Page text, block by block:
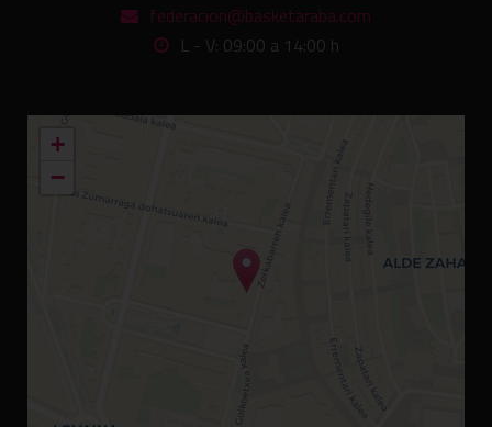
federacion@basketaraba.com
L - V: 09:00 a 14:00 h
+
−